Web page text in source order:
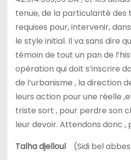
tenue, de la particularité des
requises pour, intervenir,
le style initial. Il va sans dire
témoin de tout un pan de
opération qui doit s’inscrire
de l’urbanisme , la direction
leurs action pour une réelle
triste sort , pour perdre son
leur devoir. Attendons donc
Talha djelloul (Sidi bel abbes